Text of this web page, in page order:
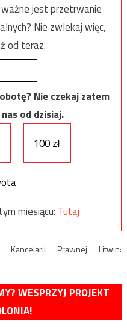
jest przetrwanie
Nie zwlekaj więc,
od teraz.
Nie czekaj zatem
od dzisiaj.
100 zł
miesiącu: Tutaj
Prawnej Litwin:
WESPRZYJ PROJEKT